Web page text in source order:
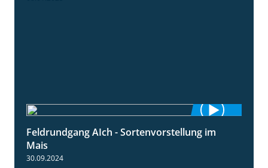
11:24
Feldrundgang AIch - Sortenvorstellung im
Mais
30.09.2024